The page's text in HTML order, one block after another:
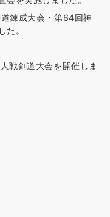
錬成大会・第64回神
た。
戦剣道大会を開催しま